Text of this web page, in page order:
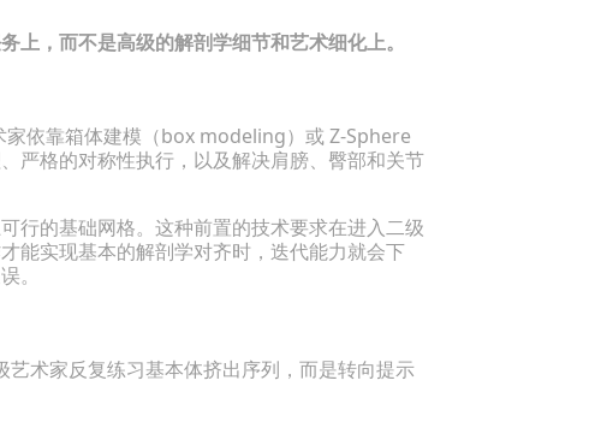
，而不是高级的解剖学细节和艺术细化上。
依靠箱体建模（box modeling）或 Z-Sphere
严格的对称性执行，以及解决肩膀、臀部和关节
行的基础网格。这种前置的技术要求在进入二级
能实现基本的解剖学对齐时，迭代能力就会下
。
术家反复练习基本体挤出序列，而是转向提示